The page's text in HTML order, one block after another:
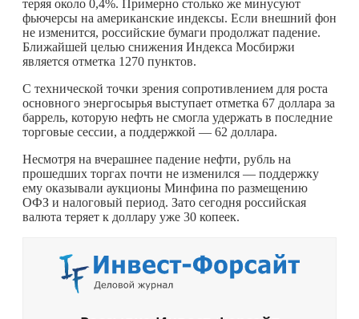
теряя около 0,4%. Примерно столько же минусуют
фьючерсы на американские индексы. Если внешний фон
не изменится, российские бумаги продолжат падение.
Ближайшей целью снижения Индекса Мосбиржи
является отметка 1270 пунктов.
С технической точки зрения сопротивлением для роста
основного энергосырья выступает отметка 67 доллара за
баррель, которую нефть не смогла удержать в последние
торговые сессии, а поддержкой — 62 доллара.
Несмотря на вчерашнее падение нефти, рубль на
прошедших торгах почти не изменился — поддержку
ему оказывали аукционы Минфина по размещению
ОФЗ и налоговый период. Зато сегодня российская
валюта теряет к доллару уже 30 копеек.